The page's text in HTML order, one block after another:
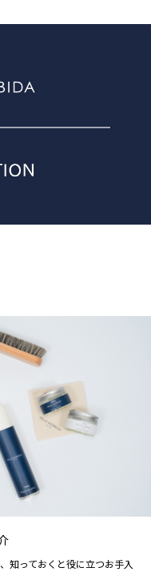
知っておくと役に立つお手入